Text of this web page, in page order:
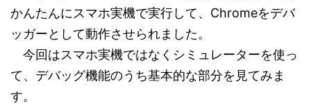
かんたんにスマホ実機で実行して、Chromeをデバ
ッガーとして動作させられました。
今回はスマホ実機ではなくシミュレーターを使っ
て、デバッグ機能のうち基本的な部分を見てみま
す。